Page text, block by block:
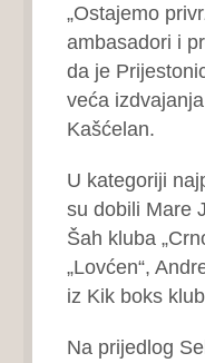
„Ostajemo
ambasadori i
da je
veća
Kašćelan.
U kategoriji
su dobili Mare
Šah kluba
„Lovćen“,
iz Kik boks
Na prijedlog